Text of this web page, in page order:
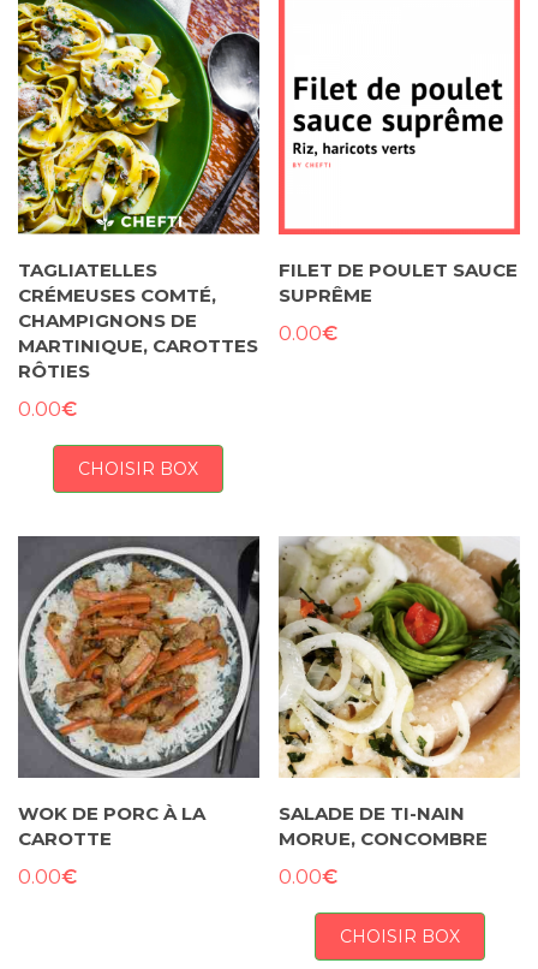
TAGLIATELLES
CRÉMEUSES COMTÉ,
CHAMPIGNONS DE
MARTINIQUE, CAROTTES
RÔTIES
0.00€
CHOISIR BOX
FILET DE POULET SAUCE
SUPRÊME
0.00€
WOK DE PORC À LA
CAROTTE
0.00€
SALADE DE TI-NAIN
MORUE, CONCOMBRE
0.00€
CHOISIR BOX